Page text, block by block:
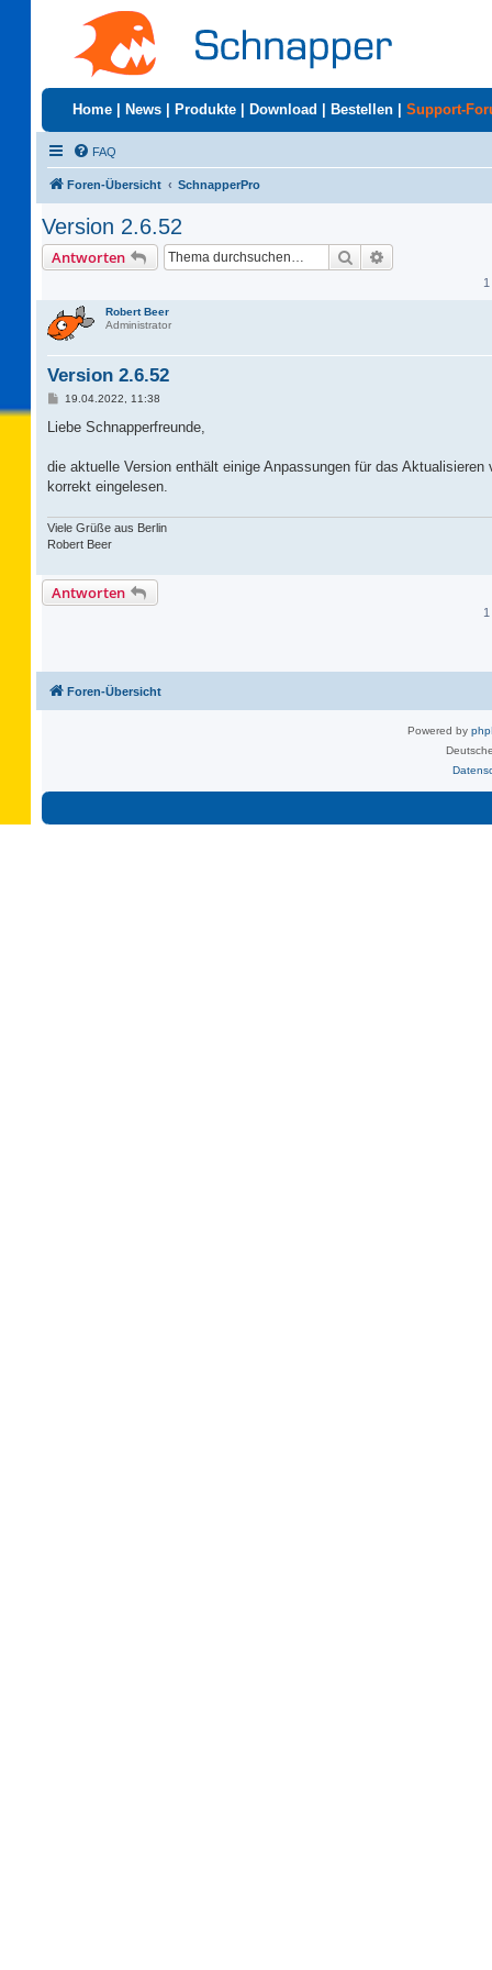
Home News Produkte Download Bestellen Support-
FAQ
Foren-Übersicht SchnapperPro
Version 2.6.52
Antworten Suche
Robert Beer
Administrator
Version 2.6.52
B
i
a
19.04.2022, 11:38
Liebe Schnapperfreunde,
die aktuelle Version enthält einige Anpassungen für das
korrekt eingelesen.
Viele Grüße aus Berlin
Robert Beer
Antworten
Foren-Übersicht
Powered by